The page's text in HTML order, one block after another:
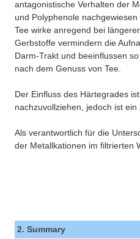
antagonistische Verhalten der
und Polyphenole
Tee wirke anregend bei
Gerbstoffe vermindern die
Darm-Trakt und beeinflussen
nach dem Genuss von Tee.
Der Einfluss des Härtegrades
nachzuvollziehen, jedoch ist
Als verantwortlich für die
der Metallkationen im filtrierten
2. Summary